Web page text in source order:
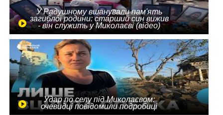
У Радушному вшанували пам'ять
загиблої родини: старший син вижив
- він служить у Миколаєві (відео)
Удар по селу під Миколаєвом:
очевидці повідомили подробиці